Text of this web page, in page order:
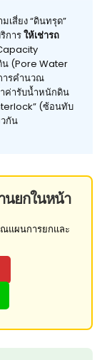
เสี่ยง “ดินทรุด”
การให้เช่ารถ
น (Pore Water
ารคำนวณ
ค่ารับน้ำหนักดิน
(ซ้อนทับ
กัน
นยกในหน้า
ณแผนการยกและ